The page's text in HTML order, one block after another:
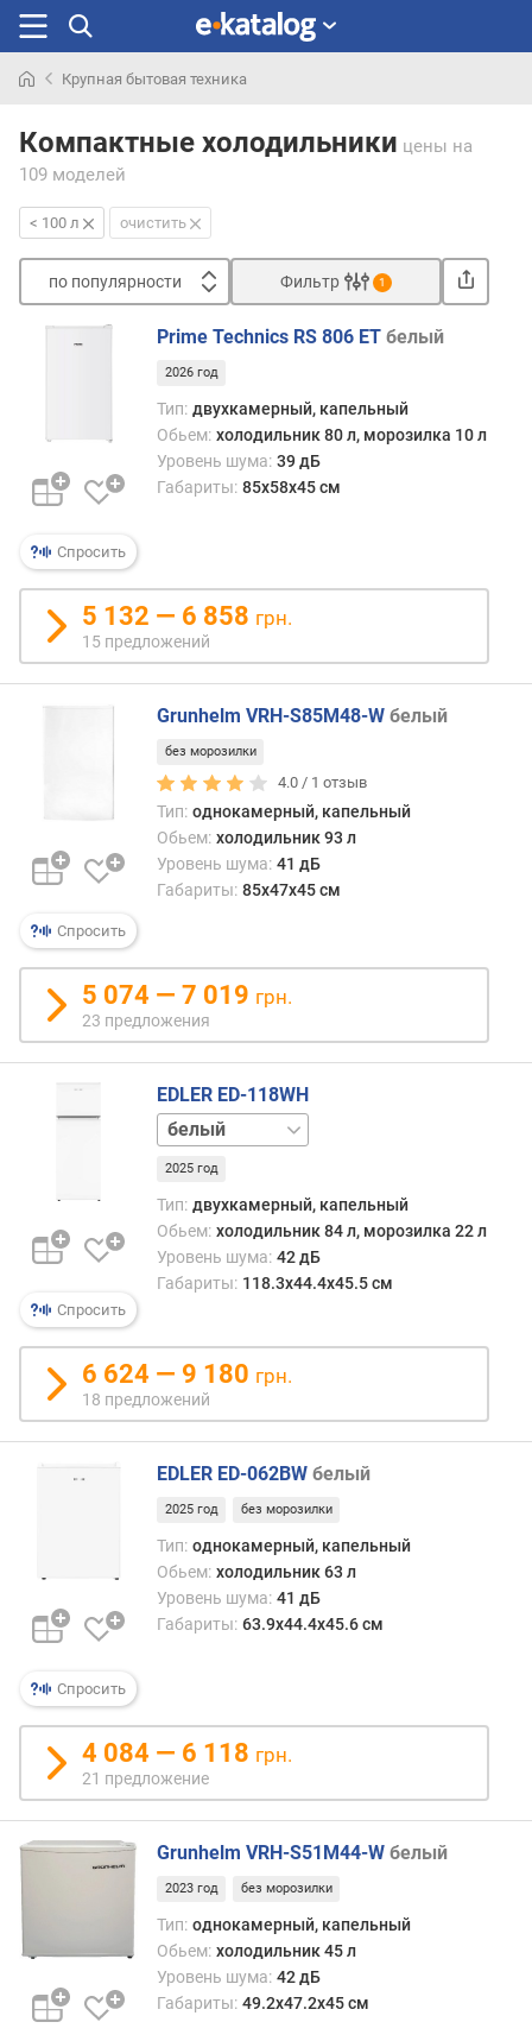
раньше
Крупная бытовая техника
Компактные холодильники цены на
109 моделей
< 100 л очистить
по популярности
у
л
р
н
с
е
в
х
к
д
о
р
о
м
т
о
г
и
х
к
д
е
п
о
т
з
ы
в
а
м
е
д
Фильтр 1
Спросить
Prime Technics RS 806 ET белый
2026 год
Тип: двухкамерный, капельный
Обьем: холодильник 80 л, морозилка 10 л
Уровень шума: 39 дБ
Габариты: 85х58х45 см
5 132 — 6 858 грн.
15 предложений
Спросить
Grunhelm VRH-S85M48-W белый
без морозилки
4.0 / 1 отзыв
Тип: однокамерный, капельный
Обьем: холодильник 93 л
Уровень шума: 41 дБ
Габариты: 85x47x45 см
5 074 — 7 019 грн.
23 предложения
Спросить
EDLER ED-118WH
нержавейка
2025 год
Тип: двухкамерный, капельный
Обьем: холодильник 84 л, морозилка 22 л
Уровень шума: 42 дБ
Габариты: 118.3х44.4х45.5 см
6 624 — 9 180 грн.
18 предложений
Спросить
EDLER ED-062BW белый
2025 год без морозилки
Тип: однокамерный, капельный
Обьем: холодильник 63 л
Уровень шума: 41 дБ
Габариты: 63.9х44.4х45.6 см
4 084 — 6 118 грн.
21 предложение
Grunhelm VRH-S51M44-W белый
2023 год без морозилки
Тип: однокамерный, капельный
Обьем: холодильник 45 л
Уровень шума: 42 дБ
Габариты: 49.2x47.2x45 см